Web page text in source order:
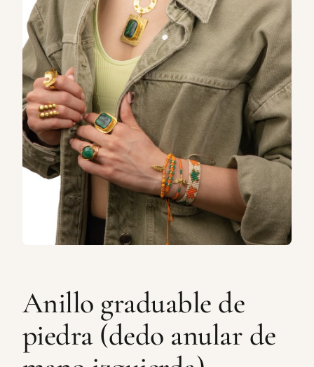
Anillo graduable de
piedra (dedo anular de